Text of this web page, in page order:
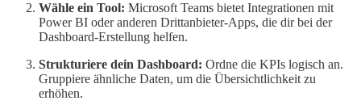
Wähle ein Tool: Microsoft Teams bietet Integrationen mit
Power BI oder anderen Drittanbieter-Apps, die dir bei der
Dashboard-Erstellung helfen.
Strukturiere dein Dashboard: Ordne die KPIs logisch an.
Gruppiere ähnliche Daten, um die Übersichtlichkeit zu
erhöhen.